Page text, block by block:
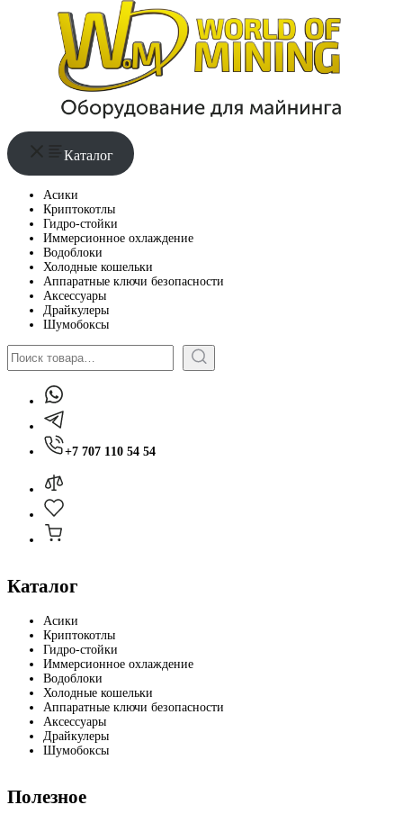
Каталог
Асики
Криптокотлы
Гидро-стойки
Иммерсионное охлаждение
Водоблоки
Холодные кошельки
Аппаратные ключи безопасности
Аксессуары
Драйкулеры
Шумобоксы
Поиск
+7 707 110 54 54
Каталог
Асики
Криптокотлы
Гидро-стойки
Иммерсионное охлаждение
Водоблоки
Холодные кошельки
Аппаратные ключи безопасности
Аксессуары
Драйкулеры
Шумобоксы
Полезное